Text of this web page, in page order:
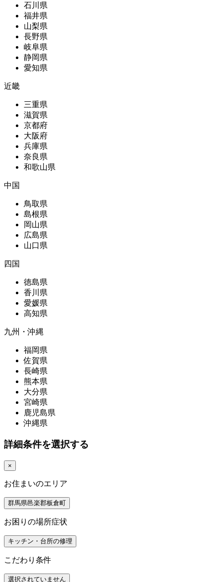
石川県
福井県
山梨県
長野県
岐阜県
静岡県
愛知県
近畿
三重県
滋賀県
京都府
大阪府
兵庫県
奈良県
和歌山県
中国
鳥取県
島根県
岡山県
広島県
山口県
四国
徳島県
香川県
愛媛県
高知県
九州・沖縄
福岡県
佐賀県
長崎県
熊本県
大分県
宮崎県
鹿児島県
沖縄県
詳細条件を選択する
×
お住まいのエリア
群馬県邑楽郡板倉町
お困りの場所症状
キッチン・台所の修理
こだわり条件
選択されていません